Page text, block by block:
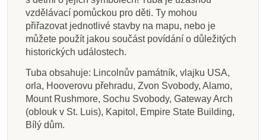
Na dotaz
Safari Ltd.
Archaeopteryx
249 Kč 277 Kč
Zobrazit detail
Na dotaz
Safari Ltd. Figurka -
Diplodokus
574 Kč 638 Kč
Zobrazit detail
Na dotaz
Safari Ltd. Figurka -
Mamut srstnatý
287 Kč 319 Kč
Zobrazit detail
Na dotaz
Safari Ltd. Figurka -
Allosaurus
249 Kč 277 Kč
Zobrazit detail
Na dotaz
Safari Ltd.
Ceratosaurus
324 Kč 360 Kč
Zobrazit detail
Skladem
Safari Ltd. Figurka -
Mosasaurus
224 Kč 249 Kč
Přidat do košíku
Skladem
Safari Ltd.
Brachiosaurus
324 Kč 360 Kč
Přidat do košíku
Skladem
Safari Ltd. Figurka -
Camarasaurus
537 Kč 597 Kč
Přidat do košíku
vzdělávací pomůckou pro děti. Ty mohou
přiřazovat jednotlivé stavby na mapu, nebo je
můžete použít jakou součást povídání o důležitých
historických událostech.
Tuba obsahuje: Lincolnův památník, vlajku USA,
orla, Hooverovu přehradu, Zvon Svobody, Alamo,
Mount Rushmore, Sochu Svobody, Gateway Arch
(oblouk v St. Luis), Kapitol, Empire State Building,
Bílý dům.